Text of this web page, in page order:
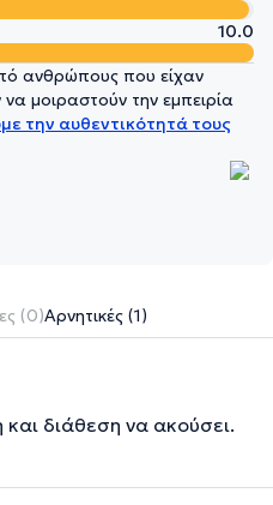
10.0
ανθρώπους που είχαν
μοιραστούν την εμπειρία
την αυθεντικότητά τους
(0)Αρνητικές (1)
διάθεση να ακούσει.